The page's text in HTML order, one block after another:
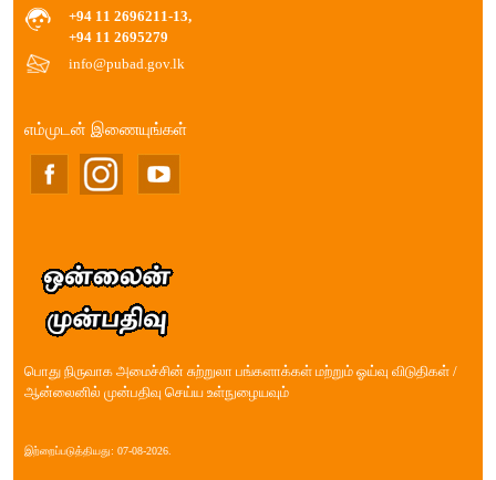
+94 11 2696211-13,
+94 11 2695279
info@pubad.gov.lk
எம்முடன் இணையுங்கள்
பொது நிருவாக அமைச்சின் சுற்றுலா பங்களாக்கள் மற்றும் ஓய்வு விடுதிகள் /
ஆன்லைனில் முன்பதிவு செய்ய உள்நுழையவும்
இற்றைப்படுத்தியது: 07-08-2026.